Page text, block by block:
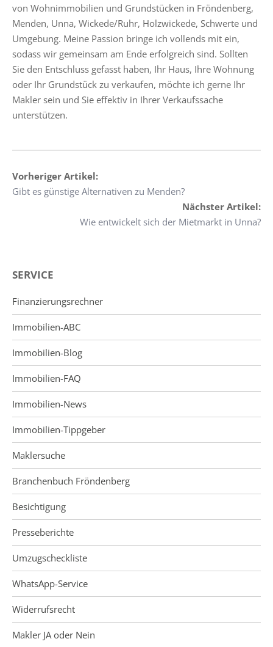
von Wohnimmobilien und Grundstücken in Fröndenberg,
Menden, Unna, Wickede/Ruhr, Holzwickede, Schwerte und
Umgebung. Meine Passion bringe ich vollends mit ein,
sodass wir gemeinsam am Ende erfolgreich sind. Sollten
Sie den Entschluss gefasst haben, Ihr Haus, Ihre Wohnung
oder Ihr Grundstück zu verkaufen, möchte ich gerne Ihr
Makler sein und Sie effektiv in Ihrer Verkaufssache
unterstützen.
Vorheriger Artikel:
Gibt es günstige Alternativen zu Menden?
Nächster Artikel:
Wie entwickelt sich der Mietmarkt in Unna?
SERVICE
Finanzierungsrechner
Immobilien-ABC
Immobilien-Blog
Immobilien-FAQ
Immobilien-News
Immobilien-Tippgeber
Maklersuche
Branchenbuch Fröndenberg
Besichtigung
Presseberichte
Umzugscheckliste
WhatsApp-Service
Widerrufsrecht
Makler JA oder Nein